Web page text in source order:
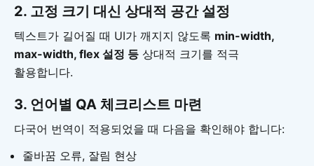
2. 고정 크기 대신 상대적 공간 설정
텍스트가 길어질 때 UI가 깨지지 않도록 min-width,
max-width, flex 설정 등 상대적 크기를 적극
활용합니다.
3. 언어별 QA 체크리스트 마련
다국어 번역이 적용되었을 때 다음을 확인해야 합니다:
줄바꿈 오류, 잘림 현상